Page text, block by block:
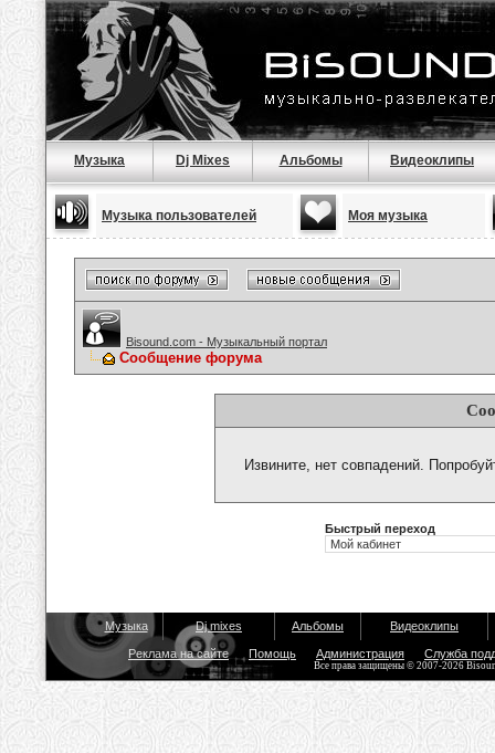
Музыка Dj Mixes Альбомы Видеоклипы
Музыка пользователей Моя музыка
Bisound.com - Музыкальный портал
Сообщение форума
Извините, нет совпадений.
Быстрый переход
Музыка Dj mixes Альбомы Видеоклипы
Реклама на сайте Помощь Администрация Служба
Все права защищены © 2007-2026